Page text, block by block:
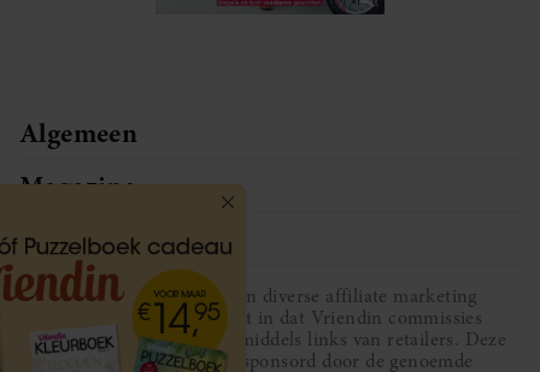
Algemeen
Magazine
Service
Vriendin participeert in diverse affiliate marketing
programma’s, dat houdt in dat Vriendin commissies
ontvangt voor aankopen middels links van retailers. Deze
website wordt niet gesponsord door de genoemde